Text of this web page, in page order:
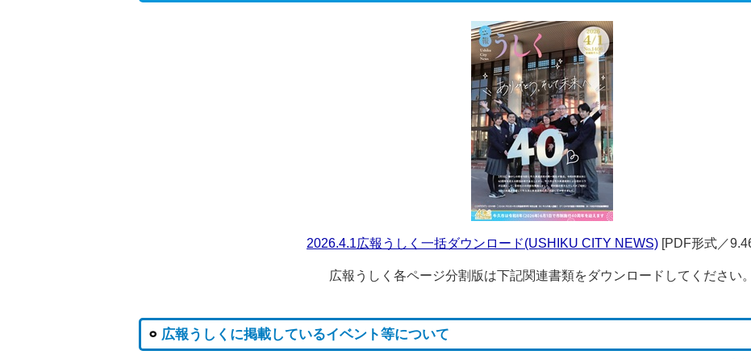
2026.4.1広報うしく一括ダウンロード(USHIKU CITY NEWS) [PDF形式／
広報うしく各ページ分割版は下記関連書類をダウンロードしてください。
広報うしくに掲載しているイベント等について